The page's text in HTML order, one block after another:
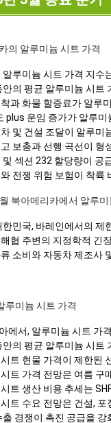
의 알루미늄 시트 가격
알루미늄 시트 가격 지수
안의 평균 알루미늄 시트
과 화물 할증료가 알루
plus 운임 증가가 알루
및 건설 조달이 알루미
보충과 선행 곡선이 형
및 섹션 232 할당량이 공
전쟁 위험 보험이 착륙
북아메리카에서 알루
한민국, 바레인에서의 제
협 주변의 지정학적 긴
소비와 자동차 제조사
루미늄 시트 가격
에서, 알루미늄 시트 가
안의 평균 알루미늄 시트
트 현물 가격이 제한된
트 가격 전망은 여름 구
트 생산 비용 추세는
트 수요 전망은 건설,
출 경쟁이 촉진 공급을